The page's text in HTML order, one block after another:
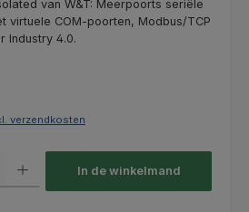
van W&T: Meerpoorts seriële
virtuele COM-poorten, Modbus/TCP
Industry 4.0.
verzendkosten
In de winkelmand